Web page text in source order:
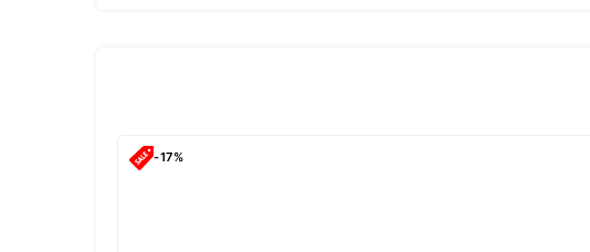
-17%